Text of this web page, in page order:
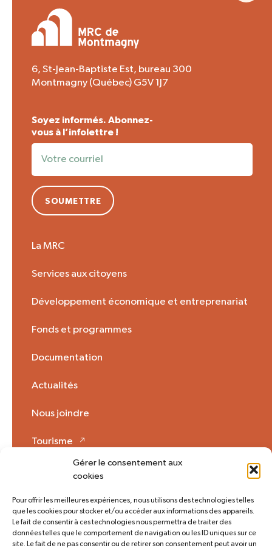
Gérer le consentement aux
cookies
Pour offrir les meilleures expériences, nous utilisons des technologies telles
que les cookies pour stocker et/ou accéder aux informations des appareils.
Le fait de consentir à ces technologies nous permettra de traiter des
données telles que le comportement de navigation ou les ID uniques sur ce
site. Le fait de ne pas consentir ou de retirer son consentement peut avoir un
6, St-Jean-Baptiste Est, bureau 300
Montmagny (Québec) G5V 1J7
Soyez informés. Abonnez-
vous à l’infolettre !
SOUMETTRE
La MRC
Services aux citoyens
Développement économique et entreprenariat
Fonds et programmes
Documentation
Actualités
Nous joindre
Tourisme
Plan du site
Accès rapide
Politique de cookies (CA)